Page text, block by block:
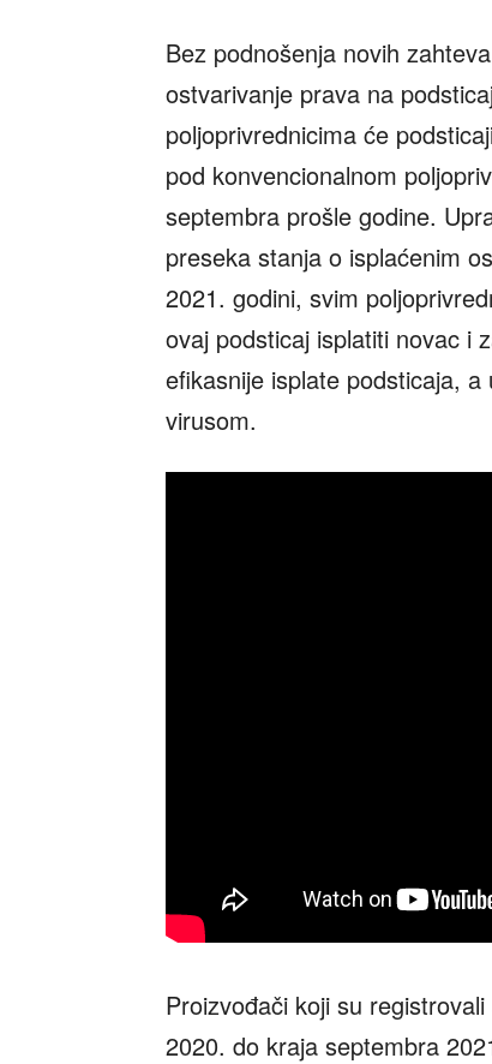
Bez podnošenja novih
ostvarivanje prava na
poljoprivrednicima će
pod konvencionalnom
septembra prošle godine.
preseka stanja o isplaćenim
2021. godini, svim
ovaj podsticaj isplatiti novac i
efikasnije isplate podsticaja,
virusom.
Proizvođači koji su
2020. do kraja septembra